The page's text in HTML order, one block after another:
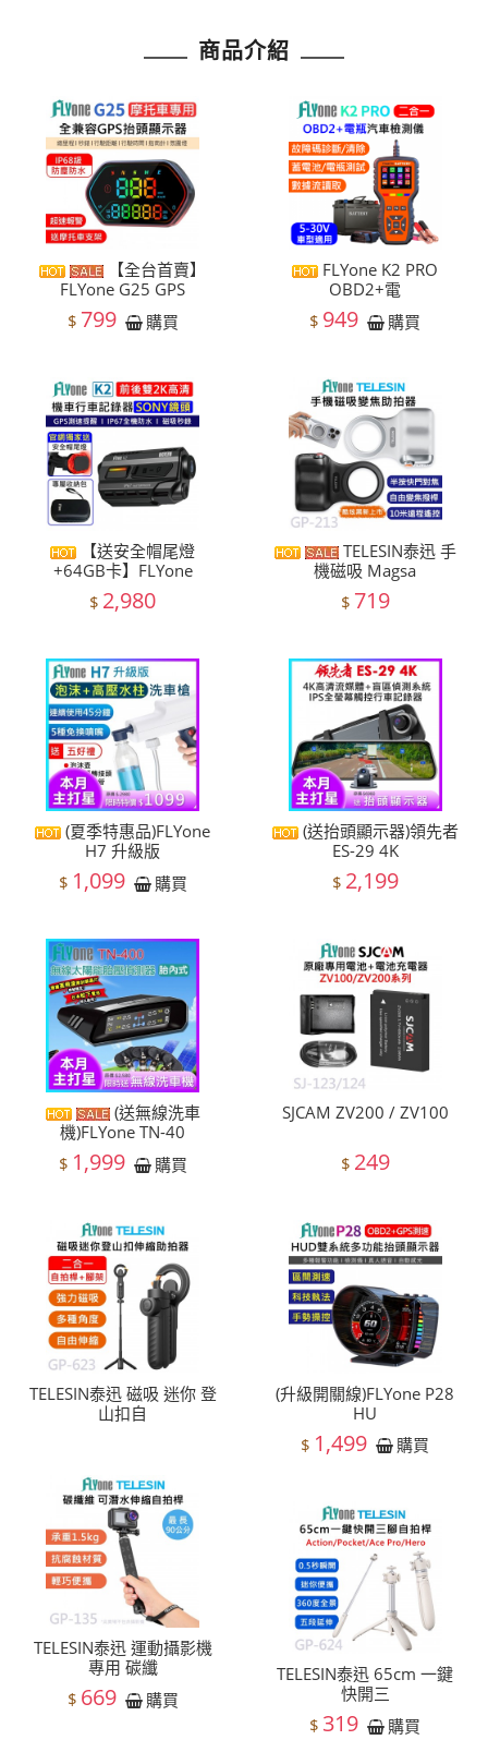
商品介紹
【全台首賣】
FLYone G25 GPS
$ 799 購買
FLYone K2 PRO
OBD2+電
$ 949 購買
【送安全帽尾燈
+64GB卡】FLYone
$ 2,980
TELESIN泰迅 手
機磁吸 Magsa
$ 719
(夏季特惠品)FLYone
H7 升級版
$ 1,099 購買
(送抬頭顯示器)領先者
ES-29 4K
$ 2,199
(送無線洗車
機)FLYone TN-40
$ 1,999 購買
SJCAM ZV200 / ZV100
$ 249
TELESIN泰迅 磁吸 迷你 登
山扣自
(升級開關線)FLYone P28
HU
$ 1,499 購買
TELESIN泰迅 運動攝影機
專用 碳纖
$ 669 購買
TELESIN泰迅 65cm 一鍵
快開三
$ 319 購買